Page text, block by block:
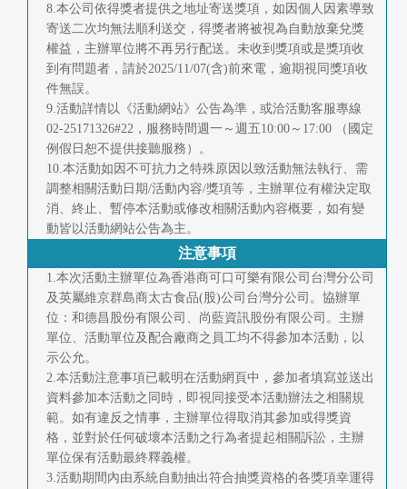
8.本公司依得獎者提供之地址寄送獎項，如因個人因素導致
寄送二次均無法順利送交，得獎者將被視為自動放棄兌獎
權益，主辦單位將不再另行配送。未收到獎項或是獎項收
到有問題者，請於2025/11/07(含)前來電，逾期視同獎項收
件無誤。
9.活動詳情以《活動網站》公告為準，或洽活動客服專線
02-25171326#22，服務時間週一～週五10:00～17:00 （國定
例假日恕不提供接聽服務）。
10.本活動如因不可抗力之特殊原因以致活動無法執行、需
調整相關活動日期/活動內容/獎項等，主辦單位有權決定取
消、終止、暫停本活動或修改相關活動內容概要，如有變
動皆以活動網站公告為主。
注意事項
1.本次活動主辦單位為香港商可口可樂有限公司台灣分公司
及英屬維京群島商太古食品(股)公司台灣分公司。協辦單
位：和德昌股份有限公司、尚藍資訊股份有限公司。主辦
單位、活動單位及配合廠商之員工均不得參加本活動，以
示公允。
2.本活動注意事項已載明在活動網頁中，參加者填寫並送出
資料參加本活動之同時，即視同接受本活動辦法之相關規
範。如有違反之情事，主辦單位得取消其參加或得獎資
格，並對於任何破壞本活動之行為者提起相關訴訟，主辦
單位保有活動最終釋義權。
3.活動期間內由系統自動抽出符合抽獎資格的各獎項幸運得